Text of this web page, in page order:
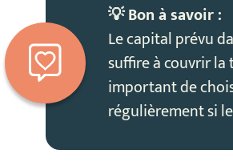
💡 Bon à savoir :
Le capital prévu
suffire à couvrir
important de
régulièrement si